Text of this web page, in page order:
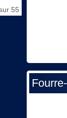
55